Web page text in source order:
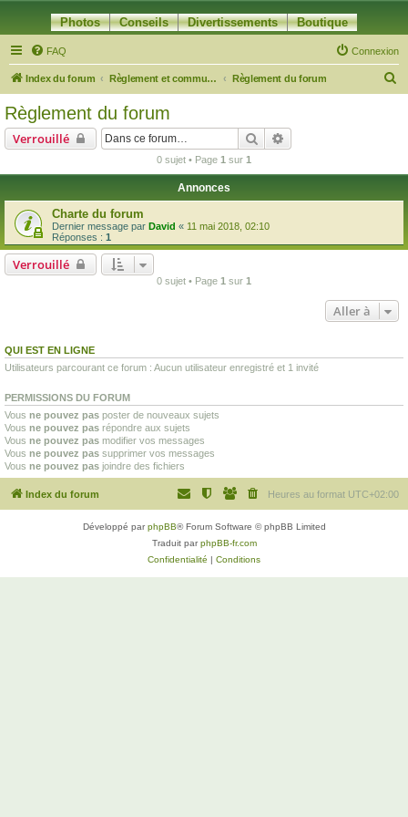
Photos Conseils Divertissements Boutique
FAQ Connexion
Index du forum Règlement et communication du forum Règlement du forum
e
Règlement du forum
Verrouillé Rechercher
0 sujet • Page 1 sur 1
Annonces
Charte du forum
Dernier message par David « 11 mai 2018, 02:10
Réponses : 1
Verrouillé
0 sujet • Page 1 sur 1
Aller à
QUI EST EN LIGNE
Utilisateurs parcourant ce forum : Aucun utilisateur enregistré et 1 invité
PERMISSIONS DU FORUM
Vous ne pouvez pas poster de nouveaux sujets
Vous ne pouvez pas répondre aux sujets
Vous ne pouvez pas modifier vos messages
Vous ne pouvez pas supprimer vos messages
Vous ne pouvez pas joindre des fichiers
Index du forum Heures au format UTC+02:00
Développé parphpBB® Forum Software © phpBB Limited
Traduit parphpBB-fr.com
Confidentialité | Conditions